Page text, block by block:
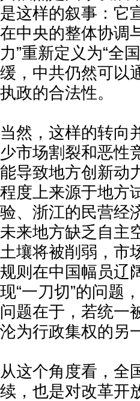
是这样的叙事：它
在中央的整体协调
力”重新定义为“全
缓，中共仍然可以
执政的合法性。
当然，这样的转向
少市场割裂和恶性
能导致地方创新动
程度上来源于地方
验、浙江的民营经
未来地方缺乏自主
土壤将被削弱，市
规则在中国幅员辽
现“一刀切”的问题
问题在于，若统一
沦为行政集权的另
从这个角度看，全
续，也是对改革开